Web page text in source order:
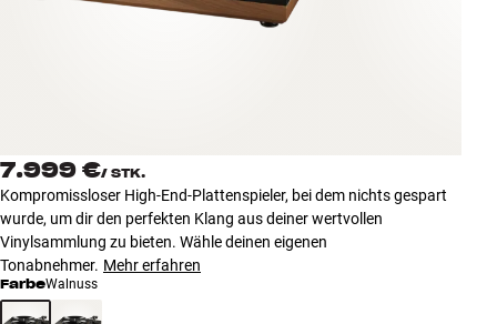
NEUHEITEN
ANGEBOTE
Store Finden
7.999 €/ STK.
Kompromissloser High-End-Plattenspieler, bei dem nichts gespart
wurde, um dir den perfekten Klang aus deiner wertvollen
Vinylsammlung zu bieten. Wähle deinen eigenen
Tonabnehmer. Mehr erfahren
FarbeWalnuss